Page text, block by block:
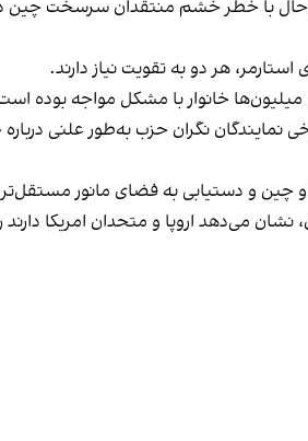
حال با خطر خشم منتقدان سرسخت
هر دو به تقویت نیاز دارند.
خانوار با مشکل مواجه بوده
نگران حزب به‌طور علنی درباره
و چین و دستیابی به فضای مانور
نشان می‌دهد اروپا و متحدان امریکا